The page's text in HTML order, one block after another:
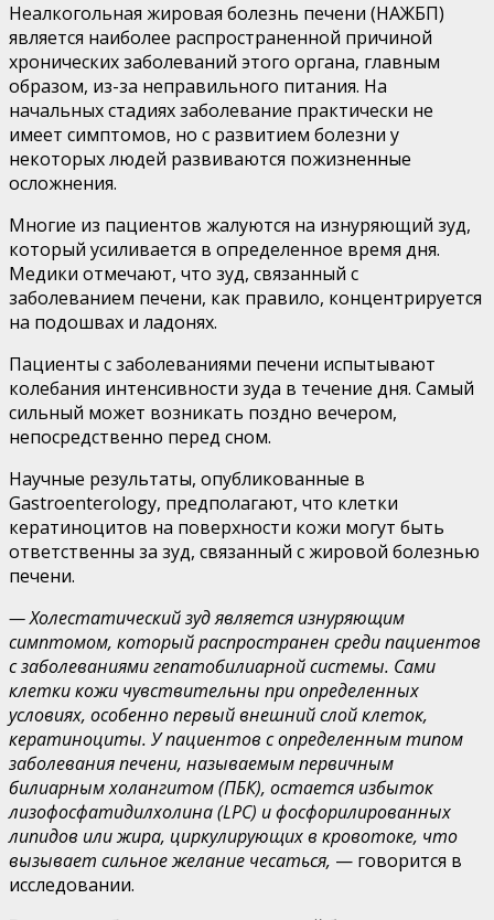
Неалкогольная жировая болезнь печени (НАЖБП)
является наиболее распространенной причиной
хронических заболеваний этого органа, главным
образом, из-за неправильного питания. На
начальных стадиях заболевание практически не
имеет симптомов, но с развитием болезни у
некоторых людей развиваются пожизненные
осложнения.
Многие из пациентов жалуются на изнуряющий зуд,
который усиливается в определенное время дня.
Медики отмечают, что зуд, связанный с
заболеванием печени, как правило, концентрируется
на подошвах и ладонях.
Пациенты с заболеваниями печени испытывают
колебания интенсивности зуда в течение дня. Самый
сильный может возникать поздно вечером,
непосредственно перед сном.
Научные результаты, опубликованные в
Gastroenterology, предполагают, что клетки
кератиноцитов на поверхности кожи могут быть
ответственны за зуд, связанный с жировой болезнью
печени.
— Холестатический зуд является изнуряющим
симптомом, который распространен среди пациентов
с заболеваниями гепатобилиарной системы. Сами
клетки кожи чувствительны при определенных
условиях, особенно первый внешний слой клеток,
кератиноциты. У пациентов с определенным типом
заболевания печени, называемым первичным
билиарным холангитом (ПБК), остается избыток
лизофосфатидилхолина (LPC) и фосфорилированных
липидов или жира, циркулирующих в кровотоке, что
вызывает сильное желание чесаться, — говорится в
исследовании.